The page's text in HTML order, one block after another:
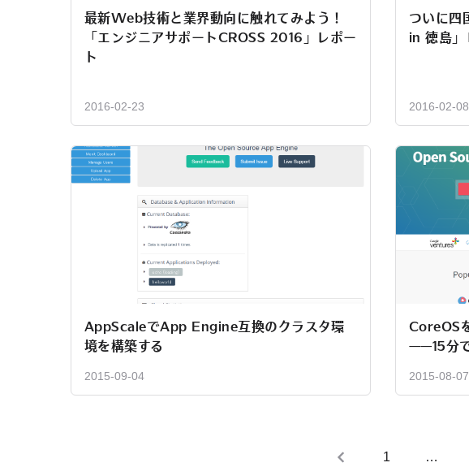
最新Web技術と業界動向に触れてみよう！
「エンジニアサポートCROSS 2016」レポー
ト
2016-02-23
ついに四
in 徳島」
2016-02-08
AppScaleでApp Engine互換のクラスタ環
境を構築する
2015-09-04
CoreOS
——15分
2015-08-07
1 …